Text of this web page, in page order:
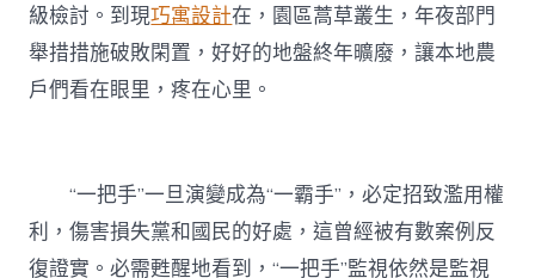
級檢討。到現巧寓設計在，園區蒿草叢生，年夜部門
舉措措施破敗閑置，好好的地盤終年曠廢，讓本地農
戶們看在眼里，疼在心里。
“一把手”一旦演變成為“一霸手”，必定招致濫用權
利，傷害損失黨和國民的好處，這曾經被有數案例反
復證實。必需甦醒地看到，“一把手”監視依然是監視